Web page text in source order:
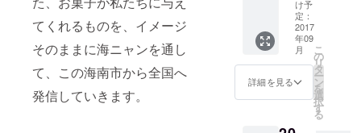
てくれるものを、イメージ
そのままに海ニャンを通し
て、この海南市から全国へ
発信していきます。
す。 近
隣（和
歌山
市・有
田・海
南市・
岩出
してみ
ません
か。 伝
統工芸
士 日
展作
家 漆
芸家林
け予
定：
2017
年09
月
詳細を見る
こ
の
リ
タ
ー
ン
を
選
択
す
る